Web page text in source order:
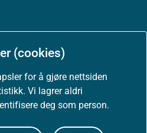
(cookies)
for å gjøre nettsiden
Vi lagrer aldri
deg som person.